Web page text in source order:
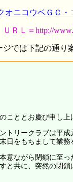
オニコウベＧＣ
Ｌ＝http://
では下記の通り
こととお慶び申し上
トリークラブは平成
日をもちまして業務
意ながら閉鎖に至っ
と共に、突然の閉